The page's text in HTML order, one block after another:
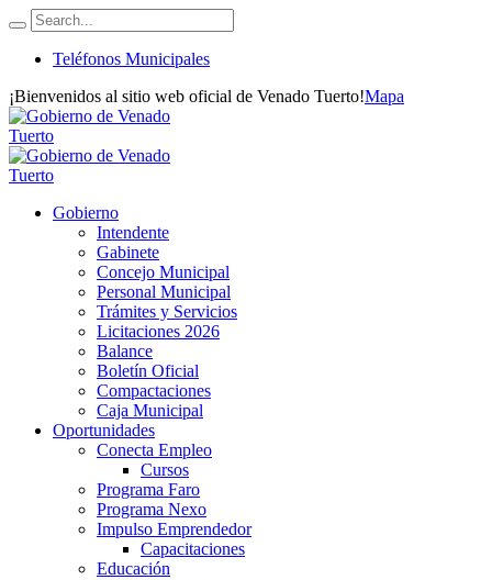
Teléfonos Municipales
¡Bienvenidos al sitio web oficial de Venado Tuerto!Mapa
Gobierno
Intendente
Gabinete
Concejo Municipal
Personal Municipal
Trámites y Servicios
Licitaciones 2026
Balance
Boletín Oficial
Compactaciones
Caja Municipal
Oportunidades
Conecta Empleo
Cursos
Programa Faro
Programa Nexo
Impulso Emprendedor
Capacitaciones
Educación